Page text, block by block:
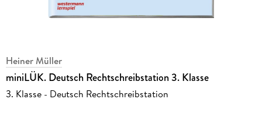
Heiner Müller
miniLÜK. Deutsch Rechtschreibstation 3. Klasse
3. Klasse - Deutsch Rechtschreibstation